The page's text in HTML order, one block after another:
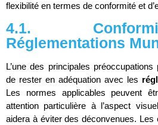
flexibilité en termes de conformité et
4.1.
Réglementations
L’une des principales
de rester en adéquation avec les
Les normes applicables peuvent
attention particulière à l’aspect
aidera à éviter des déconvenues. Les